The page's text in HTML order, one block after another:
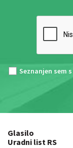
Seznanjen sem s
Glasilo
Uradni list RS